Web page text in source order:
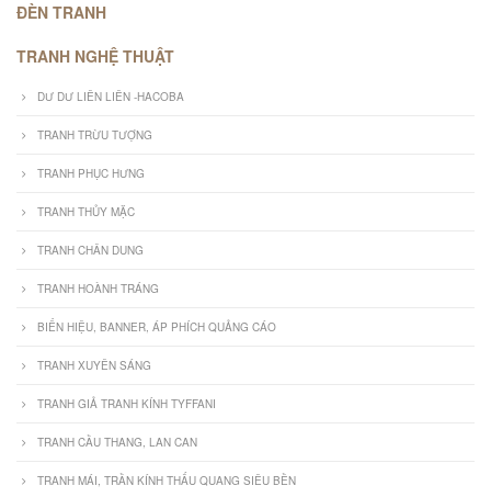
ĐÈN TRANH
TRANH NGHỆ THUẬT
DƯ DƯ LIÊN LIÊN -HACOBA
TRANH TRỪU TƯỢNG
TRANH PHỤC HƯNG
TRANH THỦY MẶC
TRANH CHÂN DUNG
TRANH HOÀNH TRÁNG
BIỂN HIỆU, BANNER, ÁP PHÍCH QUẢNG CÁO
TRANH XUYÊN SÁNG
TRANH GIẢ TRANH KÍNH TYFFANI
TRANH CẦU THANG, LAN CAN
TRANH MÁI, TRẦN KÍNH THẤU QUANG SIÊU BỀN